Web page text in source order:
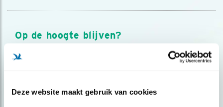
Deze website maakt gebruik van cookies
Op de hoogte blijven?
Meld je aan en ontvang nieuws, inspiratie, acties en tips
over vogels en activiteiten van Vogelbescherming.